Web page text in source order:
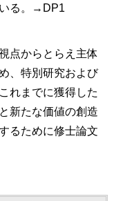
いる。→DP1
点からとらえ主体
、特別研究および
れまでに獲得した
新たな価値の創造
るために修士論文